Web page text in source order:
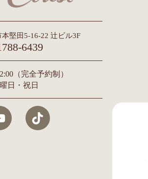
堅田5-16-22 辻ビル3F
6439
（完全予約制）
日・祝日